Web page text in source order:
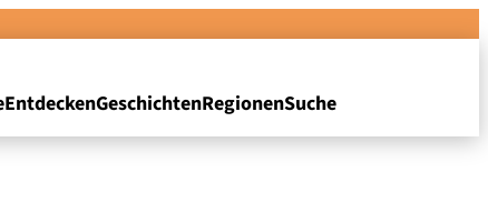
EntdeckenGeschichtenRegionenSuche